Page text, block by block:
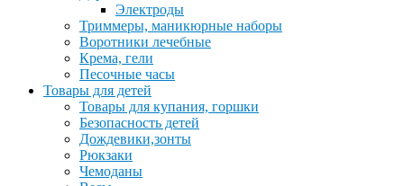
Электроды
Триммеры, маникюрные наборы
Воротники лечебные
Крема, гели
Песочные часы
Товары для детей
Товары для купания, горшки
Безопасность детей
Дождевики,зонты
Рюкзаки
Чемоданы